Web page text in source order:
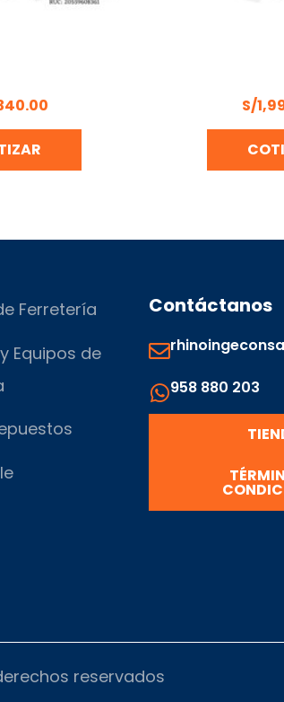
S/
Ferretería
Equipos de
Contáctanos
958 880 203
reservados